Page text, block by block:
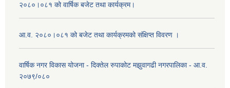
२०८०।०८१ को वार्षिक बजेट तथा कार्यक्रम।
आ.व. २०८०।०८१ को बजेट तथा कार्यक्रमको संक्षिप्त विवरण ।
वार्षिक नगर विकास योजना - दिक्तेल रुपाकोट मझुवागढी नगरपालिका - आ.व.
२०७९/०८०